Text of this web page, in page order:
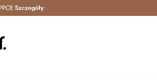
nawet w 24h >
Szczegóły